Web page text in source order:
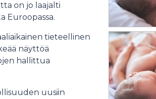
on jo laajalti
Euroopassa.
tieteellinen
näyttöä
hallittua
uusiin